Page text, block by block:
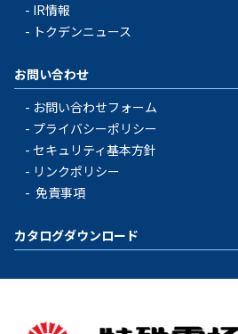
IR情報
トクデンニュース
お問い合わせ
お問い合わせフォーム
プライバシーポリシー
セキュリティ基本方針
リンクポリシー
免責事項
カタログダウンロード